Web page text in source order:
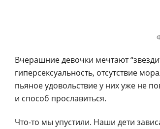
Вчерашние девочки мечтают
гиперсексуальность, отсутствие
пьяное удовольствие у них уже не
и способ прославиться.
Что-то мы упустили. Наши дети